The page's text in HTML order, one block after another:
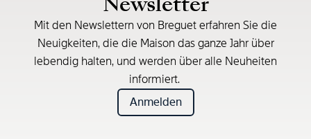
Mit den Newslettern von Breguet erfahren Sie die
Neuigkeiten, die die Maison das ganze Jahr über
lebendig halten, und werden über alle Neuheiten
informiert.
Anmelden